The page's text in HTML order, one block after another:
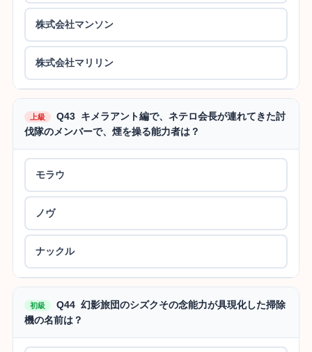
株式会社マンソン
株式会社マリリン
上級
Q43 キメラアント編で、ネテロ会長が連れてきた討
伐隊のメンバーで、煙を操る能力者は？
モラウ
ノヴ
ナックル
初級
Q44 幻影旅団のシズクその念能力が具現化した掃除
機の名前は？